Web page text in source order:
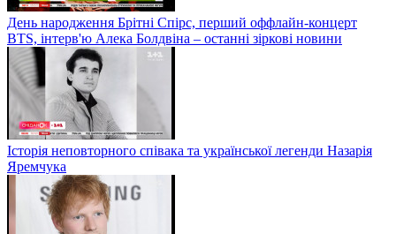
День народження Брітні Спірс, перший оффлайн-концерт
BTS, інтерв'ю Алека Болдвіна – останні зіркові новини
Історія неповторного співака та української легенди Назарія
Яремчука